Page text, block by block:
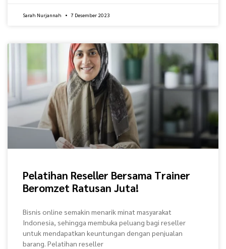
Sarah Nurjannah 7 Desember 2023
Pelatihan Reseller Bersama Trainer
Beromzet Ratusan Juta!
Bisnis online semakin menarik minat masyarakat
Indonesia, sehingga membuka peluang bagi reseller
untuk mendapatkan keuntungan dengan penjualan
barang. Pelatihan reseller